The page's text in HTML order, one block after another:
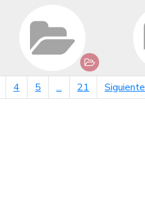
4 5 ... 21 Siguiente